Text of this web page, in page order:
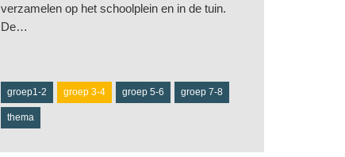
verzamelen op het schoolplein en in de tuin.
De…
groep1-2 groep 3-4 groep 5-6 groep 7-8
thema